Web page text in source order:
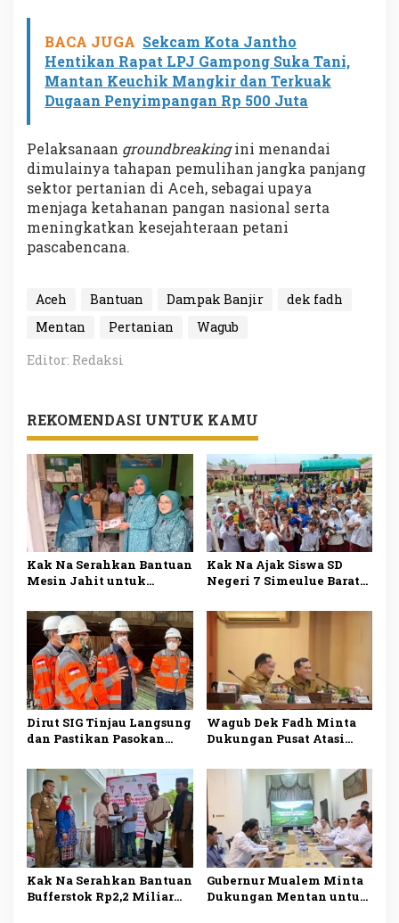
BACA JUGA Sekcam Kota Jantho
Hentikan Rapat LPJ Gampong Suka Tani,
Mantan Keuchik Mangkir dan Terkuak
Dugaan Penyimpangan Rp 500 Juta
Pelaksanaan groundbreakingini menandai
dimulainya tahapan pemulihan jangka panjang
sektor pertanian di Aceh, sebagai upaya
menjaga ketahanan pangan nasional serta
meningkatkan kesejahteraan petani
pascabencana.
Aceh Bantuan Dampak Banjir
dek fadh
Mentan
Pertanian
Wagub
Editor: Redaksi
REKOMENDASI UNTUK KAMU
Kak Na Serahkan Bantuan
Mesin Jahit untuk
Lhok Makmur
Kak Na Ajak Siswa SD
Negeri 7 Simeulue Barat
Masa Depan Sehat
Dirut SIG Tinjau Langsung
dan Pastikan Pasokan
Normal
Wagub Dek Fadh Minta
Dukungan Pusat Atasi
Semen di Aceh
Kak Na Serahkan Bantuan
Bufferstok Rp2,2 Miliar
Gubernur Mualem Minta
Dukungan Mentan untuk